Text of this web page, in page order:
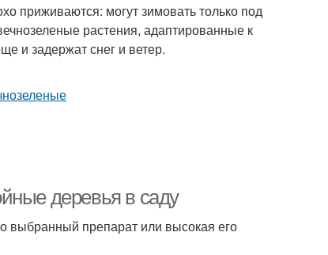
приживаются: могут зимовать только под
растения, адаптированные к
и задержат снег и ветер.
деревья в саду
выбранный препарат или высокая его